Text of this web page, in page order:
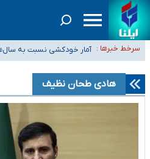
سرخط خبرها :
سیدحسن خمینی عزادار شد
آمار خودکشی نسبت به
دستگیری عامل اصلی حادثه فوت حمیدرضا
نباید تفسیرهای سلیقه‌ای از مواضع رسمی
«زیرمیزی» برای داوطلبان پزشکی سراب
پزشکی و کشورمان نیست/ نظام سلامت جلوی
هادی طحان نظیف